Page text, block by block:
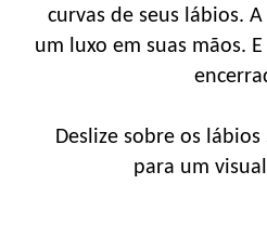
curvas de seus lábios.
um luxo em suas mãos.
Deslize sobre os
para um